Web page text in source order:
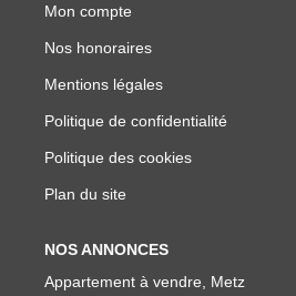
Mon compte
Nos honoraires
Mentions légales
Politique de confidentialité
Politique des cookies
Plan du site
NOS ANNONCES
Appartement à vendre, Metz